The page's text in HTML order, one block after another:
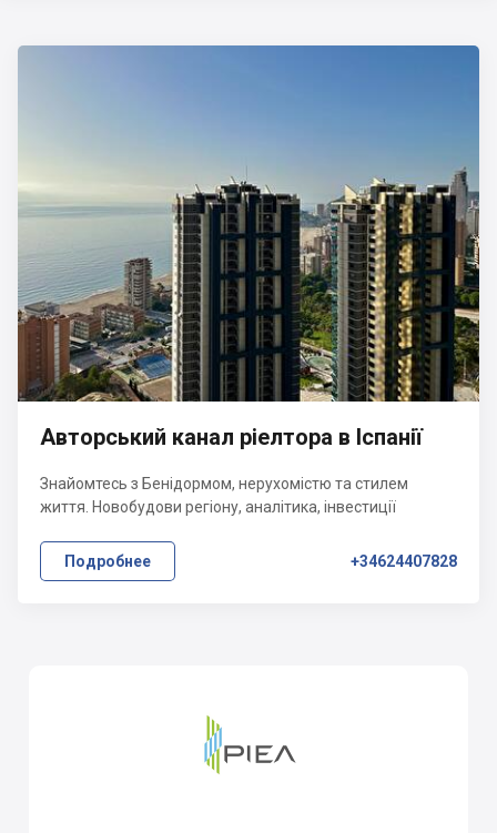
Авторський канал ріелтора в Іспанії
Знайомтесь з Бенідормом, нерухомістю та стилем
життя. Новобудови регіону, аналітика, інвестиції
Подробнее +34624407828